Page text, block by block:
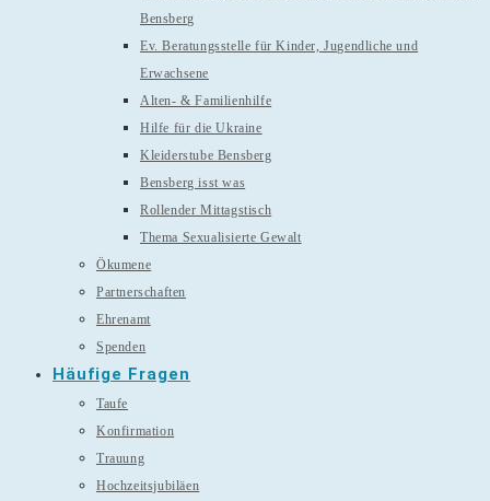
Bensberg
Ev. Beratungsstelle für Kinder, Jugendliche und
Erwachsene
Alten- & Familienhilfe
Hilfe für die Ukraine
Kleiderstube Bensberg
Bensberg isst was
Rollender Mittagstisch
Thema Sexualisierte Gewalt
Ökumene
Partnerschaften
Ehrenamt
Spenden
Häufige Fragen
Taufe
Konfirmation
Trauung
Hochzeitsjubiläen